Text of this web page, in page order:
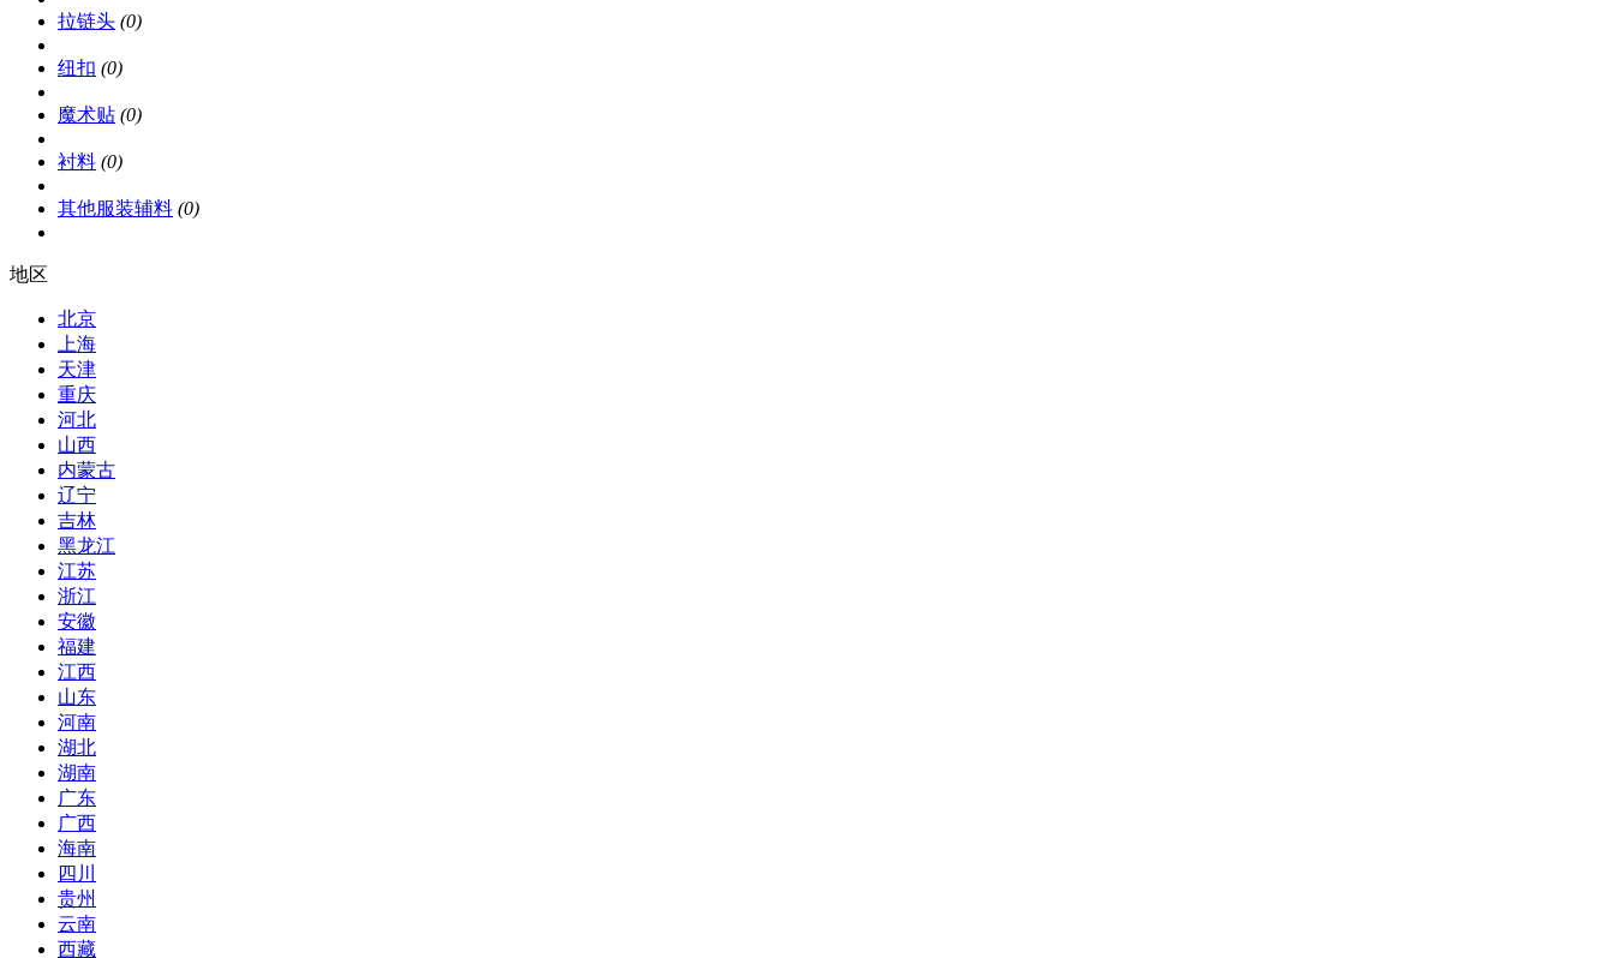
拉链头 (0)
纽扣 (0)
魔术贴 (0)
衬料 (0)
其他服装辅料 (0)
地区
北京
上海
天津
重庆
河北
山西
内蒙古
辽宁
吉林
黑龙江
江苏
浙江
安徽
福建
江西
山东
河南
湖北
湖南
广东
广西
海南
四川
贵州
云南
西藏